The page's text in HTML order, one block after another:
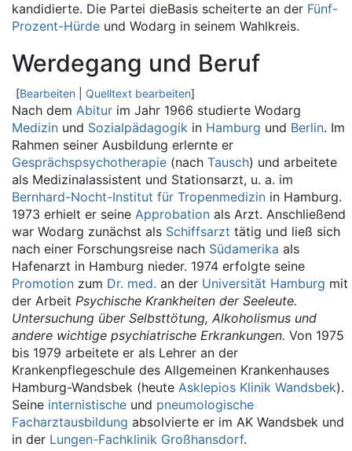
kandidierte. Die Partei dieBasis scheiterte an der Fünf-
Prozent-Hürde und Wodarg in seinem Wahlkreis.
Werdegang und Beruf
[Bearbeiten Quelltext bearbeiten]
Nach dem Abitur im Jahr 1966 studierte Wodarg
Medizin und Sozialpädagogik in Hamburg und Berlin. Im
Rahmen seiner Ausbildung erlernte er
Gesprächspsychotherapie (nach Tausch) und arbeitete
als Medizinalassistent und Stationsarzt, u. a. im
Bernhard-Nocht-Institut für Tropenmedizin in Hamburg.
1973 erhielt er seine Approbation als Arzt. Anschließend
war Wodarg zunächst als Schiffsarzt tätig und ließ sich
nach einer Forschungsreise nach Südamerika als
Hafenarzt in Hamburg nieder. 1974 erfolgte seine
Promotion zum Dr. med. an der Universität Hamburg mit
der Arbeit Psychische Krankheiten der Seeleute.
Untersuchung über Selbsttötung, Alkoholismus und
andere wichtige psychiatrische Erkrankungen. Von 1975
bis 1979 arbeitete er als Lehrer an der
Krankenpflegeschule des Allgemeinen Krankenhauses
Hamburg-Wandsbek (heute Asklepios Klinik Wandsbek).
Seine internistische und pneumologische
Facharztausbildung absolvierte er im AK Wandsbek und
in der Lungen-Fachklinik Großhansdorf.